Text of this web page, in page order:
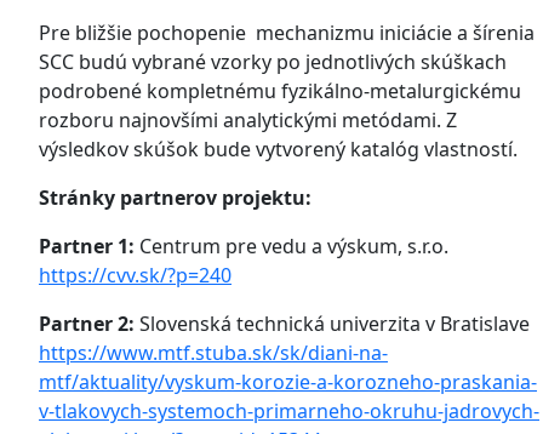
Pre bližšie pochopenie mechanizmu iniciácie a šírenia
SCC budú vybrané vzorky po jednotlivých skúškach
podrobené kompletnému fyzikálno-metalurgickému
rozboru najnovšími analytickými metódami. Z
výsledkov skúšok bude vytvorený katalóg vlastností.
Stránky partnerov projektu:
Partner 1: Centrum pre vedu a výskum, s.r.o.
https://cvv.sk/?p=240
Partner 2: Slovenská technická univerzita v Bratislave
https://www.mtf.stuba.sk/sk/diani-na-
mtf/aktuality/vyskum-korozie-a-korozneho-praskania-
v-tlakovych-systemoch-primarneho-okruhu-jadrovych-